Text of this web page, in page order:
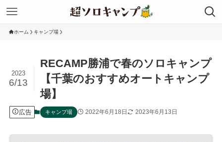
ホーム キャンプ場
RECAMP勝浦で春のソロキャンプ
【千葉のおすすめオートキャンプ
場】
2023
6/13
広告 キャンプ場 2022年6月18日 2023年6月13日